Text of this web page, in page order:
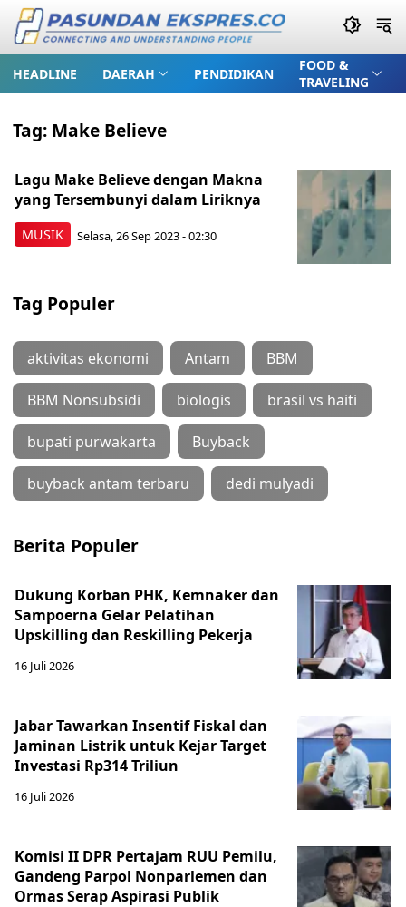
HEADLINE DAERAH PENDIDIKAN
FOOD &
TRAVELING
Tag: Make Believe
MUSIK
Lagu Make Believe dengan Makna
yang Tersembunyi dalam Liriknya
Selasa, 26 Sep 2023 - 02:30
Tag Populer
aktivitas ekonomi Antam BBM
BBM Nonsubsidi biologis brasil vs haiti
bupati purwakarta Buyback
buyback antam terbaru dedi mulyadi
Berita Populer
Dukung Korban PHK, Kemnaker dan
Sampoerna Gelar Pelatihan
Upskilling dan Reskilling Pekerja
16 Juli 2026
Jabar Tawarkan Insentif Fiskal dan
Jaminan Listrik untuk Kejar Target
Investasi Rp314 Triliun
16 Juli 2026
Komisi II DPR Pertajam RUU Pemilu,
Gandeng Parpol Nonparlemen dan
Ormas Serap Aspirasi Publik